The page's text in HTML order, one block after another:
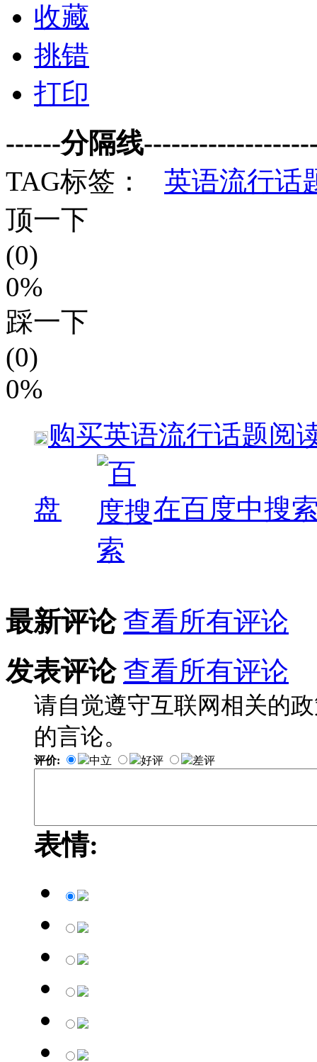
收藏
挑错
打印
------分隔线
TAG标签：
英语流行话
顶一下
(0)
0%
踩一下
(0)
0%
购买英语流行话题阅
盘 在百度中搜
最新评论 查看所有评论
发表评论 查看所有评论
请自觉遵守互联网相关的
的言论。
评价: 中立 好评 差评
表情: